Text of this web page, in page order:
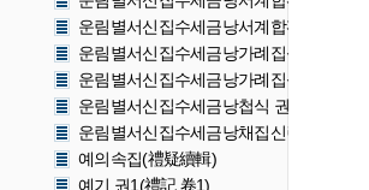
운림별서신집수세금낭서계합편초집 권
운림별서신집수세금낭가례집성이집 권
운림별서신집수세금낭가례집성이집 권
운림별서신집수세금낭첩식 권1~2(雲林
운림별서신집수세금낭채집신련 권1~3(
예의속집(禮疑續輯)
예기 권1(禮記 卷1)